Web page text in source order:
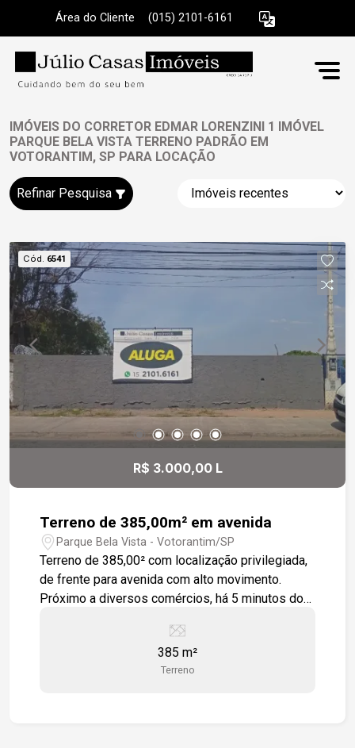
Área do Cliente (015) 2101-6161
IMÓVEIS DO CORRETOR EDMAR LORENZINI 1 IMÓVEL
PARQUE BELA VISTA TERRENO PADRÃO EM
VOTORANTIM, SP PARA LOCAÇÃO
Refinar Pesquisa
Cód. 6541
R$ 3.000,00 L
Terreno de 385,00m² em avenida
Parque Bela Vista - Votorantim/SP
Terreno de 385,00² com localização privilegiada,
de frente para avenida com alto movimento.
Próximo a diversos comércios, há 5 minutos do
385 m²
Terreno